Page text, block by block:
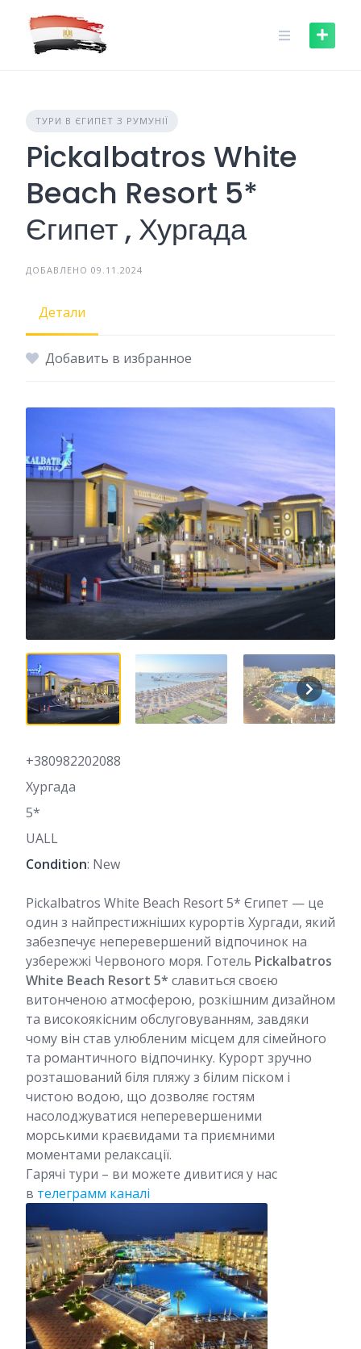
content
ТУРИ В ЄГИПЕТ З РУМУНІЇ
Pickalbatros White
Beach Resort 5*
Єгипет , Хургада
ДОБАВЛЕНО 09.11.2024
Детали
Добавить в избранное
+380982202088
Хургада
5*
UALL
Condition: New
Pickalbatros White Beach Resort 5* Єгипет — це
один з найпрестижніших курортів Хургади, який
забезпечує неперевершений відпочинок на
узбережжі Червоного моря. Готель Pickalbatros
White Beach Resort 5* славиться своєю
витонченою атмосферою, розкішним дизайном
та високоякісним обслуговуванням, завдяки
чому він став улюбленим місцем для сімейного
та романтичного відпочинку. Курорт зручно
розташований біля пляжу з білим піском і
чистою водою, що дозволяє гостям
насолоджуватися неперевершеними
морськими краєвидами та приємними
моментами релаксації.
Гарячі тури – ви можете дивитися у нас
в телеграмм каналі